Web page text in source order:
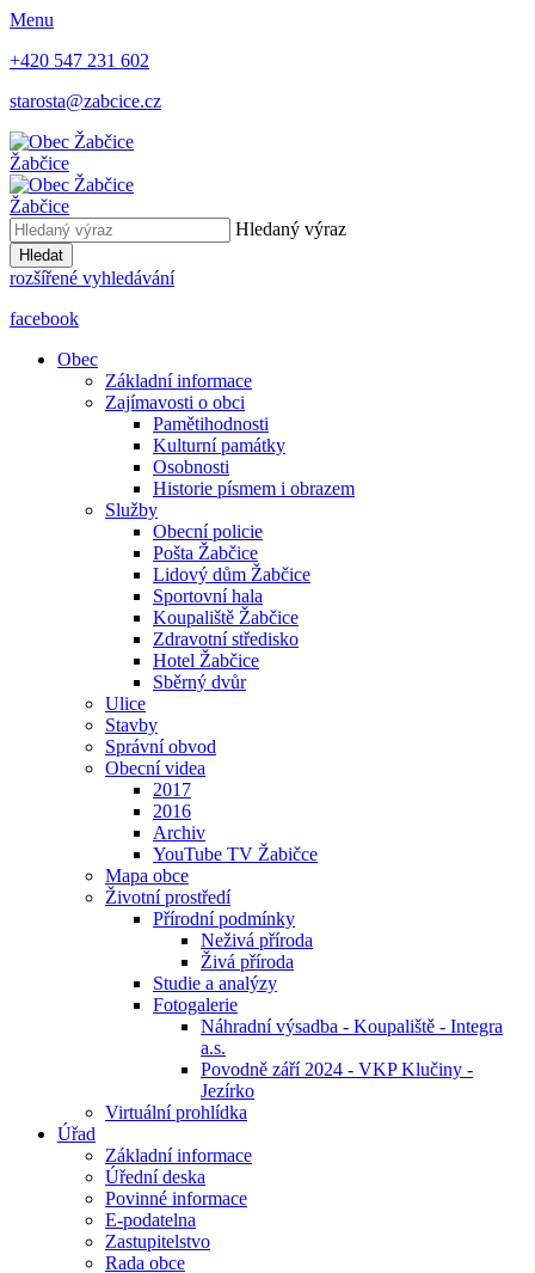
Menu
+420 547 231 602
starosta@zabcice.cz
Žabčice
Žabčice
Hledaný výraz
Hledat
rozšířené vyhledávání
facebook
Obec
Základní informace
Zajímavosti o obci
Pamětihodnosti
Kulturní památky
Osobnosti
Historie písmem i obrazem
Služby
Obecní policie
Pošta Žabčice
Lidový dům Žabčice
Sportovní hala
Koupaliště Žabčice
Zdravotní středisko
Hotel Žabčice
Sběrný dvůr
Ulice
Stavby
Správní obvod
Obecní videa
2017
2016
Archiv
YouTube TV Žabičce
Mapa obce
Životní prostředí
Přírodní podmínky
Neživá příroda
Živá příroda
Studie a analýzy
Fotogalerie
Náhradní výsadba - Koupaliště - Integra
a.s.
Povodně září 2024 - VKP Klučiny -
Jezírko
Virtuální prohlídka
Úřad
Základní informace
Úřední deska
Povinné informace
E-podatelna
Zastupitelstvo
Rada obce